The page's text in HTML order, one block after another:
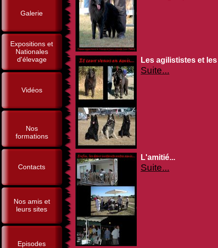
Galerie
Expositions et
Nationales
d'élevage
Vidéos
Nos
formations
Contacts
Nos amis et
leurs sites
Episodes
Les agilististes et
Suite...
L'amitié...
Suite...